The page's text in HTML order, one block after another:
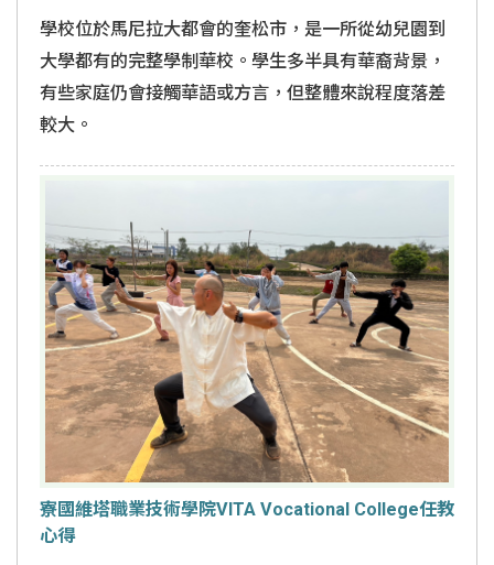
學校位於馬尼拉大都會的奎松市，是一所從幼兒園到
大學都有的完整學制華校。學生多半具有華裔背景，
有些家庭仍會接觸華語或方言，但整體來說程度落差
較大。
寮國維塔職業技術學院VITA Vocational College任教
心得